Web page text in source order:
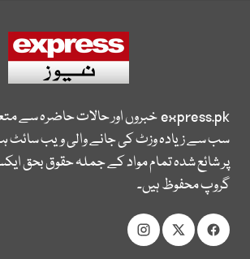
express.pkخبروں اور حالات حاضرہ سے
سب سے زیادہ وزٹ کی جانے والی ویب
پر شائع شدہ تمام مواد کے جملہ حقوق بحق
گروپ محفوظ ہیں۔